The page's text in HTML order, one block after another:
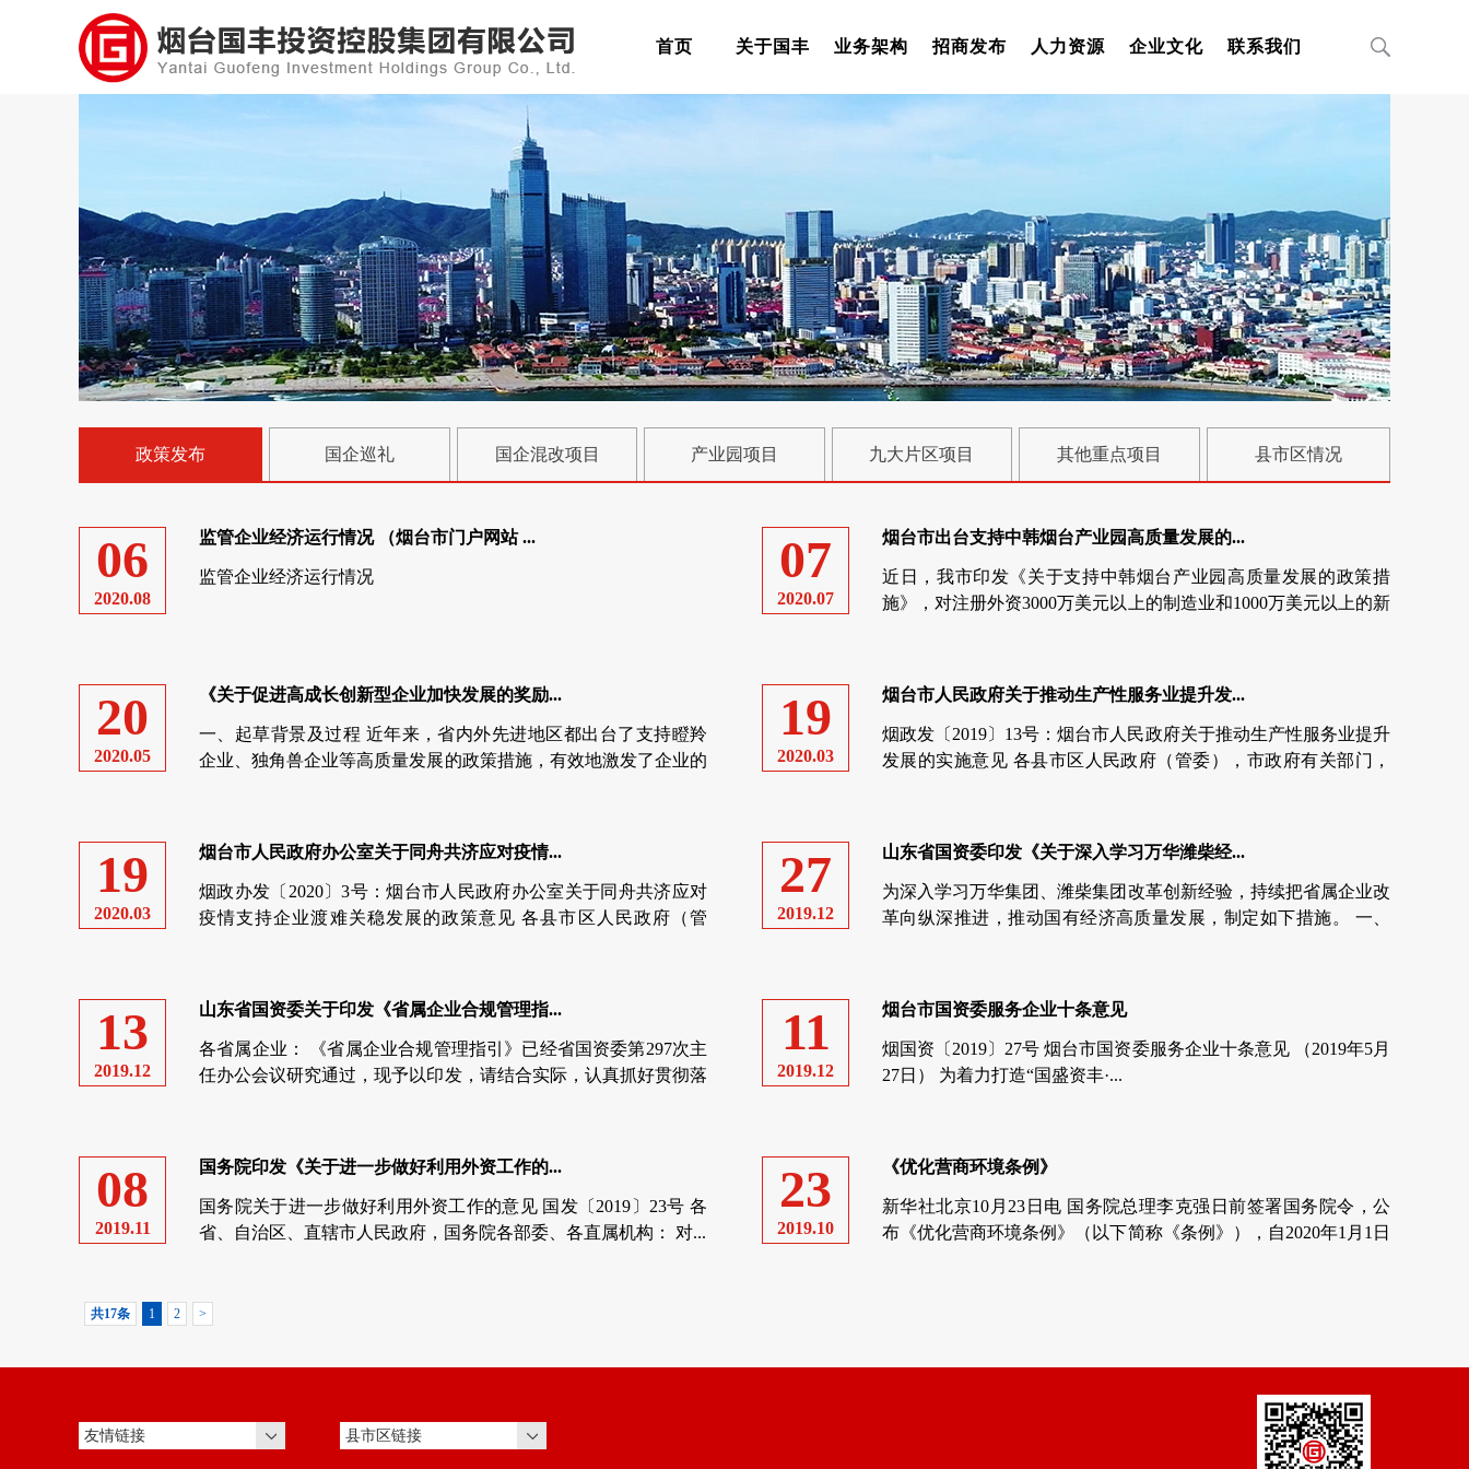
首页 关于国丰 业务架构 招商发布 人力资源 企业文化 联系我们
政策发布 国企巡礼 国企混改项目 产业园项目 九大片区项目 其他重点项目 县市区情况
06
2020.08
监管企业经济运行情况 （烟台市门户网站 ...
监管企业经济运行情况 07
2020.07
烟台市出台支持中韩烟台产业园高质量发展的...
近日，我市印发《关于支持中韩烟台产业园高质量发展的政策措
施》，对注册外资3000万美元以上的制造业和1000万美元以上的新
20
2020.05
《关于促进高成长创新型企业加快发展的奖励...
一、起草背景及过程 近年来，省内外先进地区都出台了支持瞪羚
企业、独角兽企业等高质量发展的政策措施，有效地激发了企业的
19
2020.03
烟台市人民政府关于推动生产性服务业提升发...
烟政发〔2019〕13号：烟台市人民政府关于推动生产性服务业提升
发展的实施意见 各县市区人民政府（管委），市政府有关部门，
19
2020.03
烟台市人民政府办公室关于同舟共济应对疫情...
烟政办发〔2020〕3号：烟台市人民政府办公室关于同舟共济应对
疫情支持企业渡难关稳发展的政策意见 各县市区人民政府（管
27
2019.12
山东省国资委印发《关于深入学习万华潍柴经...
为深入学习万华集团、潍柴集团改革创新经验，持续把省属企业改
革向纵深推进，推动国有经济高质量发展，制定如下措施。 一、
13
2019.12
山东省国资委关于印发《省属企业合规管理指...
各省属企业： 《省属企业合规管理指引》已经省国资委第297次主
任办公会议研究通过，现予以印发，请结合实际，认真抓好贯彻落
11
2019.12
烟台市国资委服务企业十条意见
烟国资〔2019〕27号 烟台市国资委服务企业十条意见 （2019年5月
27日） 为着力打造“国盛资丰·...
08
2019.11
国务院印发《关于进一步做好利用外资工作的...
国务院关于进一步做好利用外资工作的意见 国发〔2019〕23号 各
省、自治区、直辖市人民政府，国务院各部委、各直属机构： 对...
23
2019.10
《优化营商环境条例》
新华社北京10月23日电 国务院总理李克强日前签署国务院令，公
布《优化营商环境条例》（以下简称《条例》），自2020年1月1日
共17条 1 2 >